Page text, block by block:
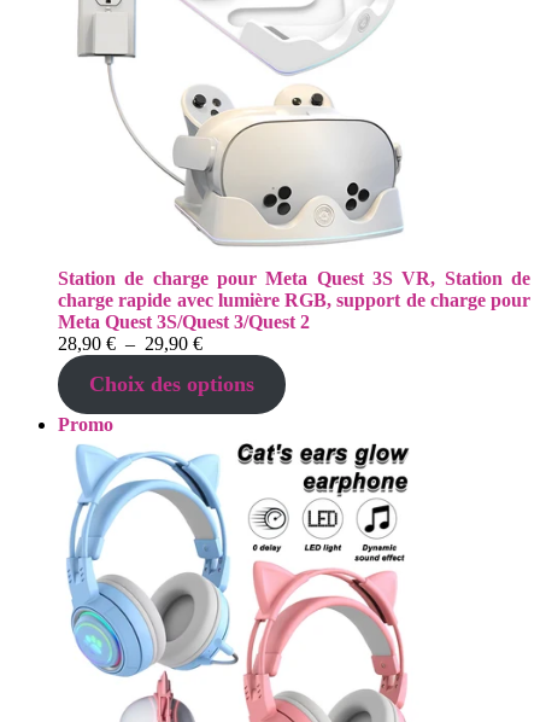
Station de charge pour Meta Quest 3S VR, Station de
charge rapide avec lumière RGB, support de charge pour
Meta Quest 3S/Quest 3/Quest 2
28,90 € – 29,90 €Plage
prix :
29,90 €
Choix des options
PromoProduit
promotion